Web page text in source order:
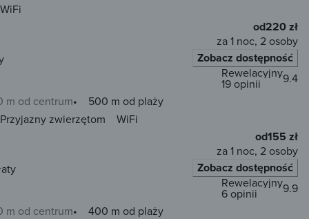
WiFi
od220 zł
za 1 noc, 2 osoby
Zobacz dostępność
m od centrum 500 m od plaży
9.4
Rewelacyjny
19 opinii
Przyjazny zwierzętom WiFi
od155 zł
za 1 noc, 2 osoby
Zobacz dostępność
m od centrum 400 m od plaży
9.9
Rewelacyjny
6 opinii